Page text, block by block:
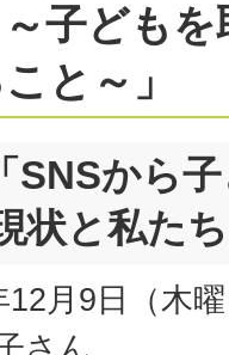
子ども
と～」
SNSから
状と私た
12月9日（木
さん